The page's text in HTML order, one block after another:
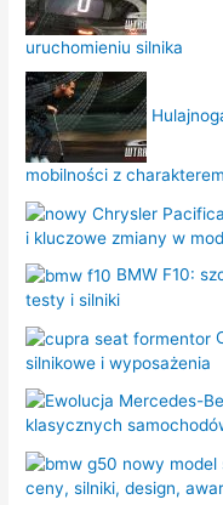
uruchomieniu silnika
mobilności z charakterem
i kluczowe zmiany w
BMW F10:
testy i silniki
silnikowe i wyposażenia
klasycznych
ceny, silniki, design,